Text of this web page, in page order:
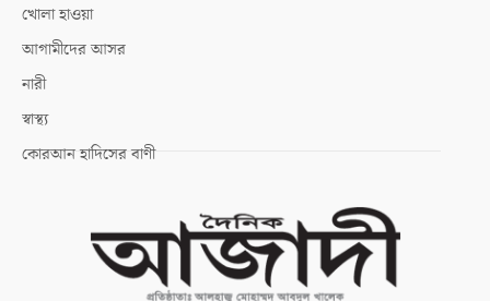
খোলা হাওয়া
আগামীদের আসর
নারী
স্বাস্থ্য
কোরআন হাদিসের বাণী